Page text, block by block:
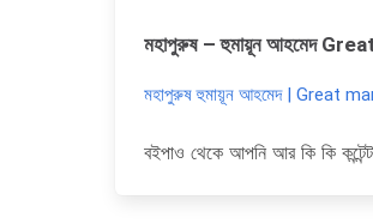
মহাপুরুষ – হুমায়ূন আহমেদ
মহাপুরুষ হুমায়ূন আহমেদ | Great
বইপাও থেকে আপনি আর কি কি